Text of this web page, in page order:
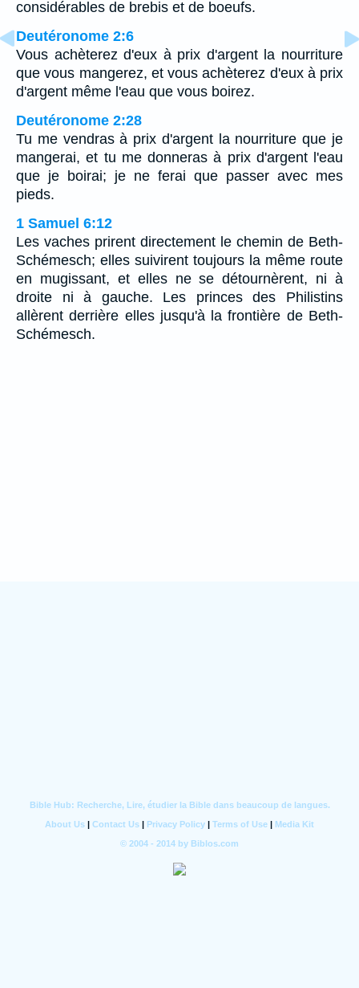
considérables de brebis et de boeufs.
Deutéronome 2:6
Vous achèterez d'eux à prix d'argent la nourriture
que vous mangerez, et vous achèterez d'eux à prix
d'argent même l'eau que vous boirez.
Deutéronome 2:28
Tu me vendras à prix d'argent la nourriture que je
mangerai, et tu me donneras à prix d'argent l'eau
que je boirai; je ne ferai que passer avec mes
pieds.
1 Samuel 6:12
Les vaches prirent directement le chemin de Beth-
Schémesch; elles suivirent toujours la même route
en mugissant, et elles ne se détournèrent, ni à
droite ni à gauche. Les princes des Philistins
allèrent derrière elles jusqu'à la frontière de Beth-
Schémesch.